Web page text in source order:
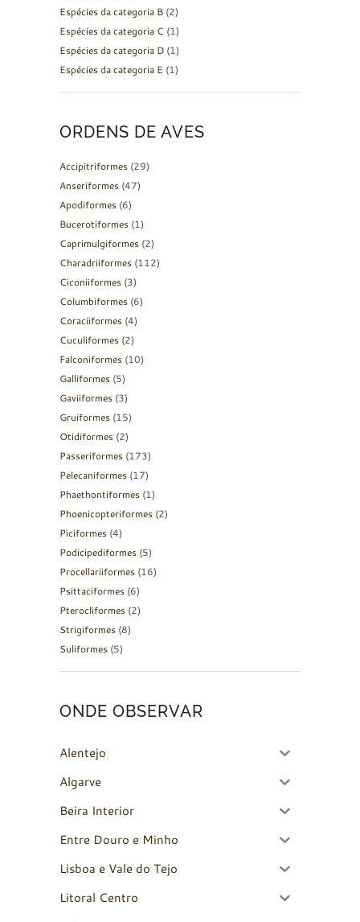
Espécies da categoria B (2)
Espécies da categoria C (1)
Espécies da categoria D (1)
Espécies da categoria E (1)
ORDENS DE AVES
Accipitriformes (29)
Anseriformes (47)
Apodiformes (6)
Bucerotiformes (1)
Caprimulgiformes (2)
Charadriiformes (112)
Ciconiiformes (3)
Columbiformes (6)
Coraciiformes (4)
Cuculiformes (2)
Falconiformes (10)
Galliformes (5)
Gaviiformes (3)
Gruiformes (15)
Otidiformes (2)
Passeriformes (173)
Pelecaniformes (17)
Phaethontiformes (1)
Phoenicopteriformes (2)
Piciformes (4)
Podicipediformes (5)
Procellariiformes (16)
Psittaciformes (6)
Pterocliformes (2)
Strigiformes (8)
Suliformes (5)
ONDE OBSERVAR
Alentejo
Algarve
Beira Interior
Entre Douro e Minho
Lisboa e Vale do Tejo
Litoral Centro